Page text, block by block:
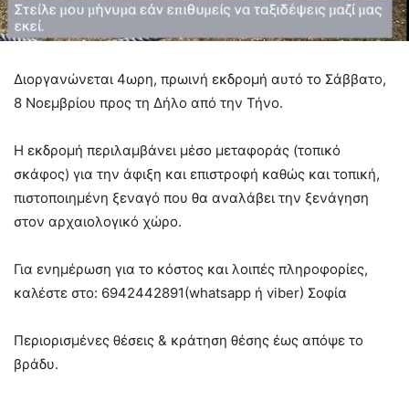
Διοργανώνεται 4ωρη, πρωινή εκδρομή αυτό το Σάββατο,
8 Νοεμβρίου προς τη Δήλο από την Τήνο.
Η εκδρομή περιλαμβάνει μέσο μεταφοράς (τοπικό
σκάφος) για την άφιξη και επιστροφή καθώς και τοπική,
πιστοποιημένη ξεναγό που θα αναλάβει την ξενάγηση
στον αρχαιολογικό χώρο.
Για ενημέρωση για το κόστος και λοιπές πληροφορίες,
καλέστε στο: 6942442891(whatsapp ή viber) Σοφία
Περιορισμένες θέσεις & κράτηση θέσης έως απόψε το
βράδυ.